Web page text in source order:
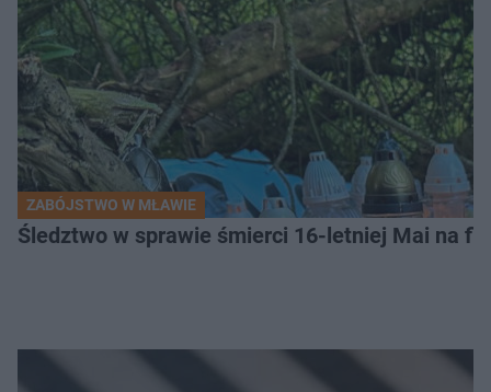
ZABÓJSTWO W MŁAWIE
Śledztwo w sprawie śmierci 16-letniej Mai na